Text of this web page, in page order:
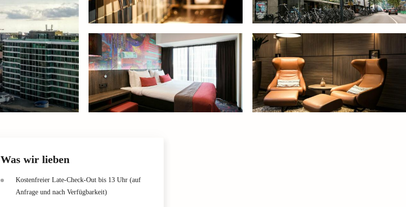
Was wir lieben
Kostenfreier Late-Check-Out bis 13 Uhr (auf
Anfrage und nach Verfügbarkeit)